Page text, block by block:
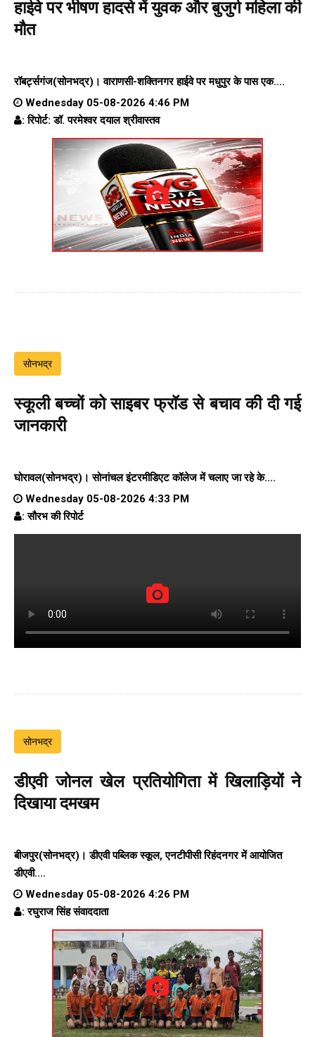
हाईवे पर भीषण हादसे में युवक और बुजुर्ग महिला की
मौत
रॉबर्ट्सगंज(सोनभद्र)। वाराणसी-शक्तिनगर हाईवे परमधुपुर के पास एक....
Wednesday 05-08-2026 4:46 PM
: रिपोर्ट: डॉ. परमेश्वर दयाल श्रीवास्तव
सोनभद्र
स्कूली बच्चों को साइबर फ्रॉड से बचाव की दी गई
जानकारी
घोरावल(सोनभद्र)। सोनांचल इंटरमीडिएट कॉलेजमें चलाए जा रहे के....
Wednesday 05-08-2026 4:33 PM
: सौरभ की रिपोर्ट
सोनभद्र
डीएवी जोनल खेल प्रतियोगिता में खिलाड़ियों ने
दिखाया दमखम
बीजपुर(सोनभद्र)। डीएवी पब्लिक स्कूल, एनटीपीसी रिहंदनगर में आयोजित
डीएवी....
Wednesday 05-08-2026 4:26 PM
: रघुराज सिंह संवाददाता